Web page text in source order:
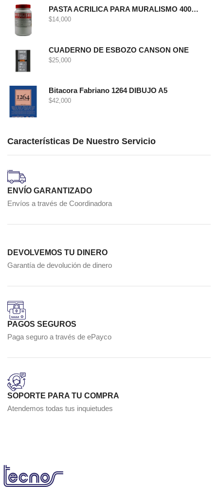
PASTA ACRILICA PARA MURALISMO 400 GRS
$14,000
CUADERNO DE ESBOZO CANSON ONE
$25,000
Bitacora Fabriano 1264 DIBUJO A5
$42,000
Características De Nuestro Servicio
ENVÍO GARANTIZADO
Envíos a través de Coordinadora
DEVOLVEMOS TU DINERO
Garantía de devolución de dinero
PAGOS SEGUROS
Paga seguro a través de ePayco
SOPORTE PARA TU COMPRA
Atendemos todas tus inquietudes